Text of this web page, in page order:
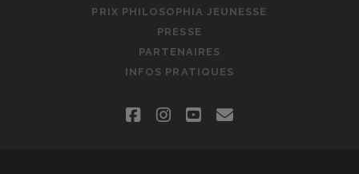
PRIX PHILOSOPHIA JEUNESSE
PRESSE
PARTENAIRES
INFOS PRATIQUES
facebookinstagram
youtube
email